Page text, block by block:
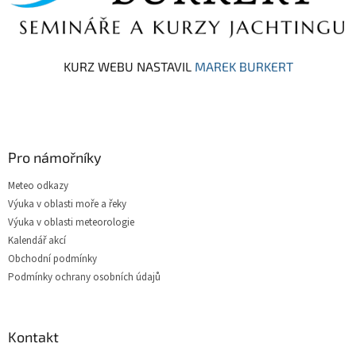
KURZ WEBU NASTAVIL MAREK BURKERT
Pro námořníky
Meteo odkazy
Výuka v oblasti moře a řeky
Výuka v oblasti meteorologie
Kalendář akcí
Obchodní podmínky
Podmínky ochrany osobních údajů
Kontakt